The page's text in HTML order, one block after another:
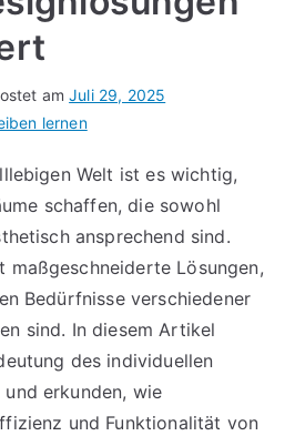
amJuli 29, 2025
lernen
Welt ist es wichtig,
schaffen, die sowohl
ansprechend sind.
maßgeschneiderte Lösungen,
Bedürfnisse verschiedener
sind. In diesem Artikel
des individuellen
und erkunden, wie
und Funktionalität von